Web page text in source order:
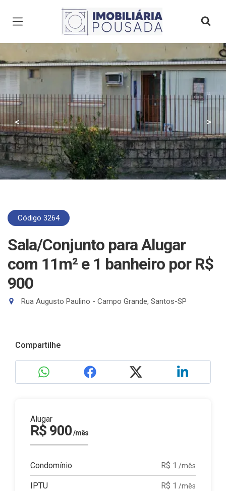
Página inicial
< >
Código 3264
Sala/Conjunto para Alugar
com 11m² e 1 banheiro por R$
900
Rua Augusto Paulino - Campo Grande, Santos-SP
Compartilhe
Alugar
R$ 900/mês
Condomínio R$ 1 /mês
IPTU R$ 1 /mês